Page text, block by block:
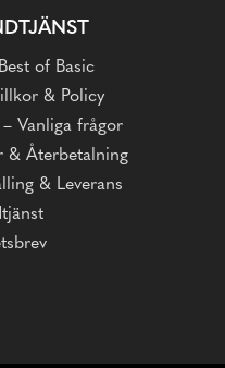
of Basic
& Policy
Vanliga frågor
& Återbetalning
& Leverans